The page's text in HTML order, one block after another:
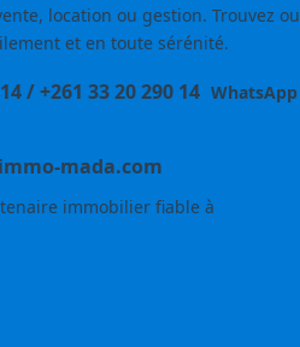
location ou gestion. Trouvez ou
et en toute sérénité.
/+261 33 20 290 14 WhatsApp
mada.com
immobilier fiable à